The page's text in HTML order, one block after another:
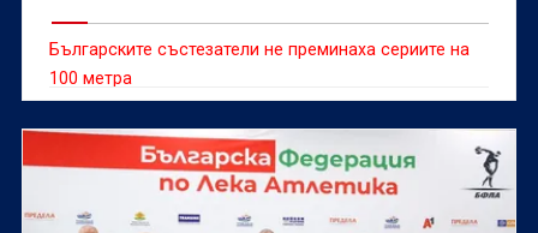
Българските състезатели не преминаха сериите на
100 метра